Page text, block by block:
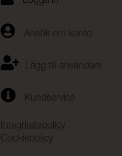
Ansök om konto
Lägg till användare
Kundservice
Integritetspolicy
Cookiepolicy